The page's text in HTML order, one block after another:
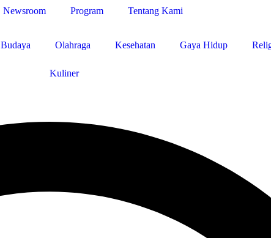
Newsroom Program Tentang Kami
Budaya Olahraga Kesehatan Gaya Hidup
Kuliner